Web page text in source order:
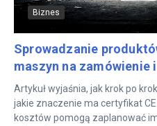
Biznes
Sprowadzanie
maszyn na zamówienie
Artykuł wyjaśnia, jak krok po
jakie znaczenie ma certyfikat
kosztów pomogą zaplanować